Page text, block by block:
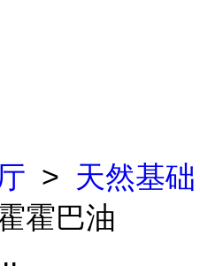
> 天然基础
霍巴油